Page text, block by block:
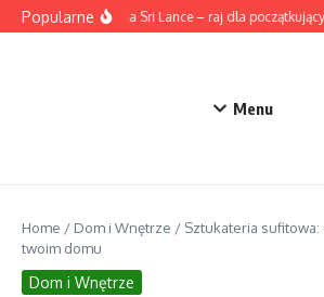
Przejdź do treści
PopularneSurfing na Sri Lance – raj dla
Menu
Home / Dom i Wnętrze / Sztukateria
twoim domu
Dom i Wnętrze